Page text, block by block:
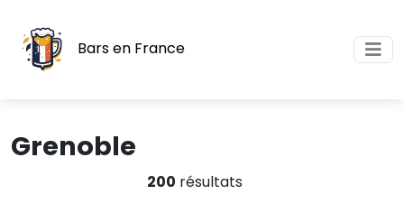
Bars en France
Grenoble
200 résultats